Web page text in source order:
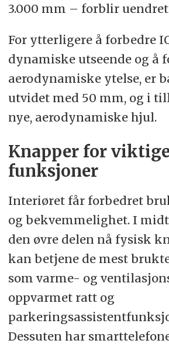
3.000 mm – forblir
For ytterligere å forbedre
dynamiske utseende og å
aerodynamiske ytelse, er
utvidet med 50 mm, og i
nye, aerodynamiske hjul.
Knapper for
funksjoner
Interiøret får forbedret
og bekvemmelighet. I
den øvre delen nå fysisk
kan betjene de mest
som varme- og
oppvarmet ratt og
Dessuten har